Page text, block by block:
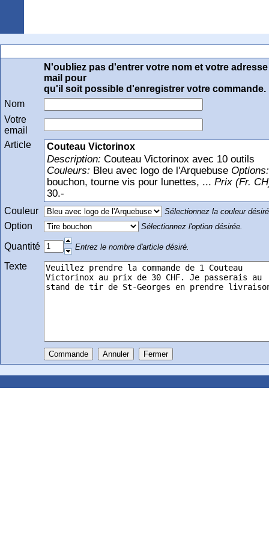
N'oubliez pas d'entrer votre nom et votre adresse
mail pour
qu'il soit possible d'enregistrer votre commande.
Nom
Votre
email
Article
Couteau Victorinox
Description: Couteau Victorinox avec 10 outils
Couleurs: Bleu avec logo de l'Arquebuse Options:
bouchon, tourne vis pour lunettes, ... Prix (Fr.
30.-
Couleur Sélectionnez la couleur
Option Sélectionnez l'option désirée.
Quantité Entrez le nombre d'article désiré.
Texte